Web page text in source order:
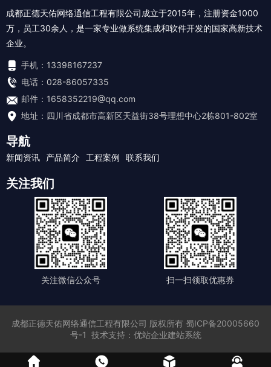
成都正德天佑网络通信工程有限公司成立于2015年，注册资金1000
万，员工30余人，是一家专业做系统集成和软件开发的国家高新技术
企业。
手机：13398167237
电话：028-86057335
邮件：1658352219@qq.com
地址：四川省成都市高新区天益街38号理想中心2栋801-802室
导航
新闻资讯 产品简介 工程案例 联系我们
关注我们
关注微信公众号 扫一扫领取优惠券
成都正德天佑网络通信工程有限公司 版权所有 蜀ICP备20005660
号-1 技术支持： 优站企业建站系统